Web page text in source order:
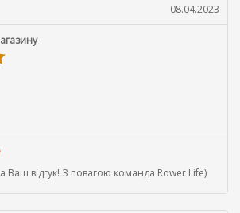
08.04.2023
Ваш відгук! З повагою команда Rower Life)